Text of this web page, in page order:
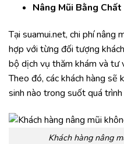
Nâng Mũi Bằng
Tại suamui.net, chi phí nâng
hợp với từng đối tượng
bộ dịch vụ thăm khám và tư
Theo đó, các khách hàng sẽ
sinh nào trong suốt quá trình
Khách hàng nâng